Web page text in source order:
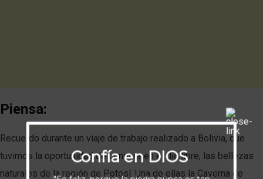
Piensa:
Recuerdo durante un viaje de trabajo realizado a Bolivia, que
tuvimos la oportunidad de conocer en el día libre, las bellezas
naturales de la región de Potosí. Una de ellas la Caverna de
Confía en DIOS